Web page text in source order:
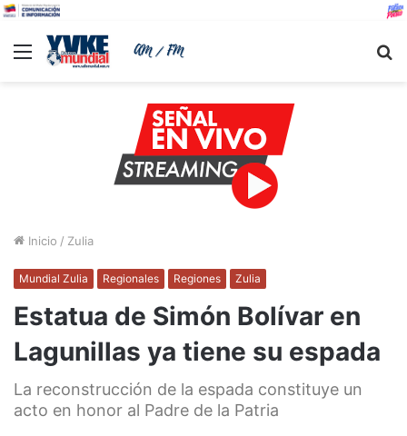
Menu
Inicio / Zulia
Mundial Zulia Regionales Regiones Zulia
Estatua de Simón Bolívar en
Lagunillas ya tiene su espada
La reconstrucción de la espada constituye un
acto en honor al Padre de la Patria